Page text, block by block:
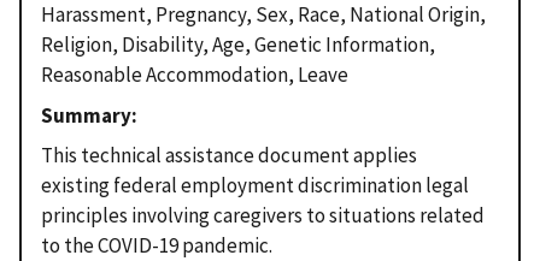
Harassment, Pregnancy, Sex, Race, National Origin,
Religion, Disability, Age, Genetic Information,
Reasonable Accommodation, Leave
Summary
This technical assistance document applies
existing federal employment discrimination legal
principles involving caregivers to situations related
to the COVID-19 pandemic.